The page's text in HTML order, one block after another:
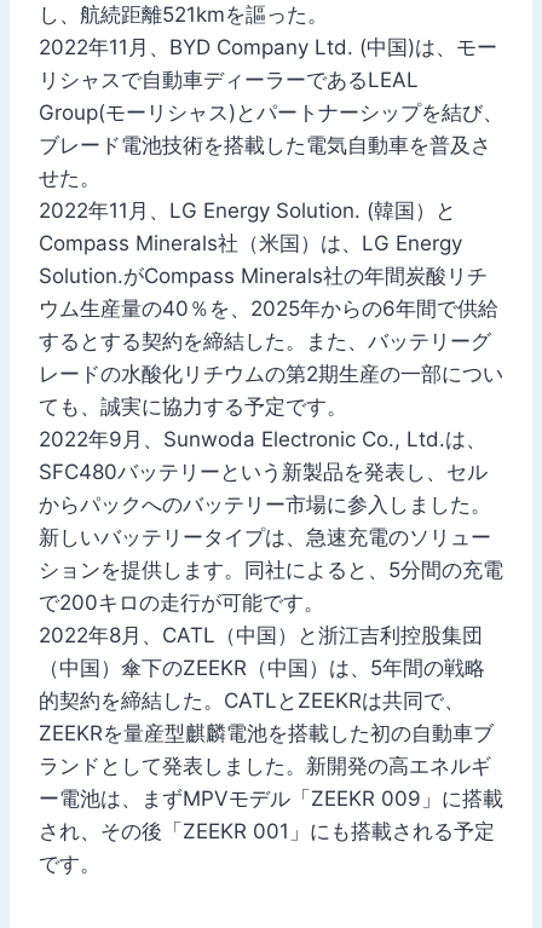
し、航続距離521kmを謳った。
2022年11月、BYD Company Ltd. (中国)は、モー
リシャスで自動車ディーラーであるLEAL
Group(モーリシャス)とパートナーシップを結び、
ブレード電池技術を搭載した電気自動車を普及さ
せた。
2022年11月、LG Energy Solution. (韓国）と
Compass Minerals社（米国）は、LG Energy
Solution.がCompass Minerals社の年間炭酸リチ
ウム生産量の40％を、2025年からの6年間で供給
するとする契約を締結した。また、バッテリーグ
レードの水酸化リチウムの第2期生産の一部につい
ても、誠実に協力する予定です。
2022年9月、Sunwoda Electronic Co., Ltd.は、
SFC480バッテリーという新製品を発表し、セル
からパックへのバッテリー市場に参入しました。
新しいバッテリータイプは、急速充電のソリュー
ションを提供します。同社によると、5分間の充電
で200キロの走行が可能です。
2022年8月、CATL（中国）と浙江吉利控股集団
（中国）傘下のZEEKR（中国）は、5年間の戦略
的契約を締結した。CATLとZEEKRは共同で、
ZEEKRを量産型麒麟電池を搭載した初の自動車ブ
ランドとして発表しました。新開発の高エネルギ
ー電池は、まずMPVモデル「ZEEKR 009」に搭載
され、その後「ZEEKR 001」にも搭載される予定
です。